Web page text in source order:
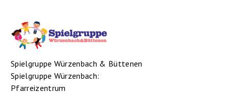
Spielgruppe Würzenbach & Büttenen
Spielgruppe Würzenbach:
Pfarreizentrum